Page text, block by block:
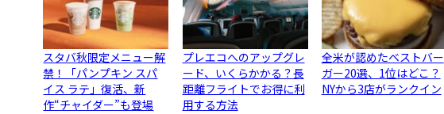
スタバ秋限定メニュー解
禁！「パンプキン スパ
イス ラテ」復活、新
作“チャイダー”も登場
プレエコへのアップグレ
ード、いくらかかる？長
距離フライトでお得に利
用する方法
全米が認めたベストバー
ガー20選、1位はどこ？
NYから3店がランクイン